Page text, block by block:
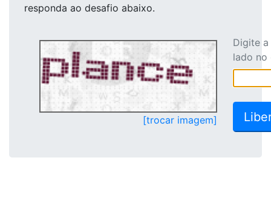
responda ao desafio abaixo.
[trocar imagem]
Digite
lado no